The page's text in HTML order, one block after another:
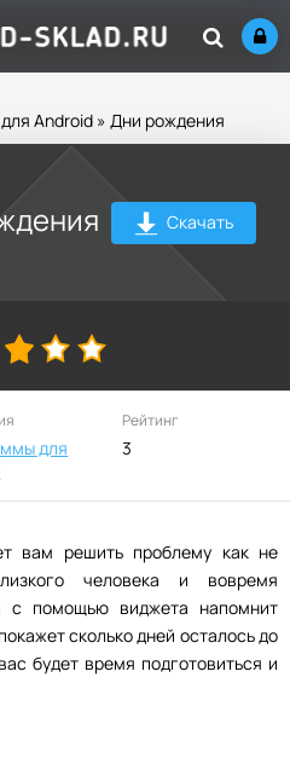
Android » Дни рождения
Скачать
для
Рейтинг
3
вам решить проблему как не
человека и вовремя
с помощью виджета напомнит
сколько дней осталось до
будет время подготовиться и